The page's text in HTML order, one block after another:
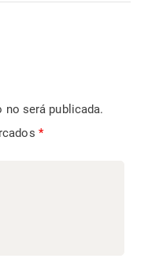
será publicada.
*